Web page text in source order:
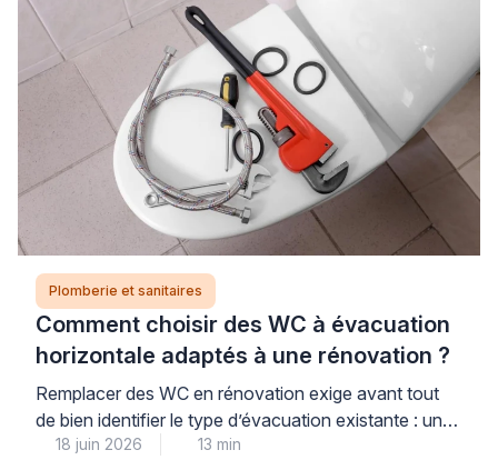
éviter que les dégâts […]
Plomberie et sanitaires
Comment choisir des WC à évacuation
horizontale adaptés à une rénovation ?
Remplacer des WC en rénovation exige avant tout
de bien identifier le type d’évacuation existante : une
évacuation horizontale (sortie murale arrière) impose
18 juin 2026 13 min